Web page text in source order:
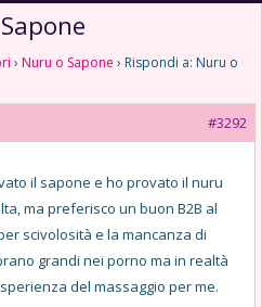
› Nuru o Sapone › Rispondi a: Nuru o
#3292
il sapone e ho provato il nuru
ma preferisco un buon B2B al
scivolosità e la mancanza di
grandi nei porno ma in realtà
del massaggio per me.